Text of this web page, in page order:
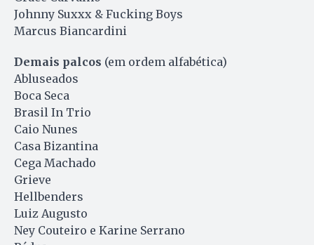
Johnny Suxxx & Fucking Boys
Marcus Biancardini
Demais palcos (em ordem alfabética)
Abluseados
Boca Seca
Brasil In Trio
Caio Nunes
Casa Bizantina
Cega Machado
Grieve
Hellbenders
Luiz Augusto
Ney Couteiro e Karine Serrano